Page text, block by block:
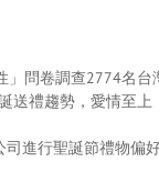
問卷調查2774名
禮趨勢，愛情至
進行聖誕節禮物